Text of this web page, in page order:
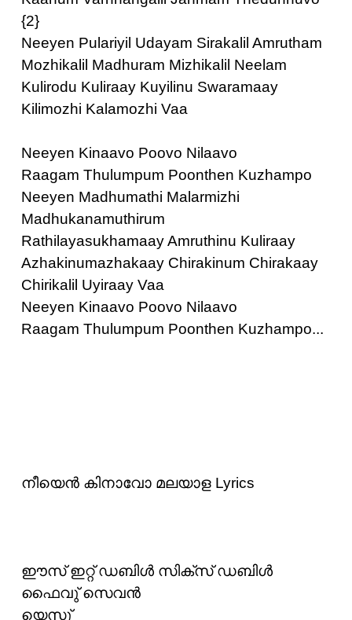
{2}
Neeyen Pulariyil Udayam Sirakalil Amrutham
Mozhikalil Madhuram Mizhikalil Neelam
Kulirodu Kuliraay Kuyilinu Swaramaay
Kilimozhi Kalamozhi Vaa
Neeyen Kinaavo Poovo Nilaavo
Raagam Thulumpum Poonthen Kuzhampo
Neeyen Madhumathi Malarmizhi
Madhukanamuthirum
Rathilayasukhamaay Amruthinu Kuliraay
Azhakinumazhakaay Chirakinum Chirakaay
Chirikalil Uyiraay Vaa
Neeyen Kinaavo Poovo Nilaavo
Raagam Thulumpum Poonthen Kuzhampo...
നീയെന്‍ കിനാവോ മലയാള Lyrics
ഈസ് ഇറ്റ് ഡബിള്‍ സിക്സ് ഡബിള്‍
ഫൈവു് സെവന്‍
യെസു്